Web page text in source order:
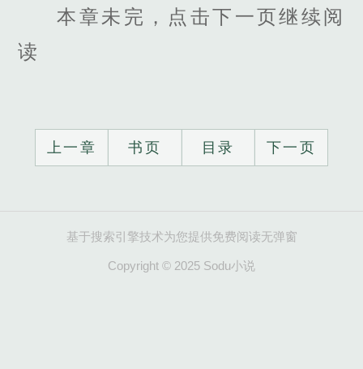
本章未完，点击下一页继续阅
读
上一章 书页 目录 下一页
基于搜索引擎技术为您提供免费阅读无弹窗
Copyright © 2025 Sodu小说